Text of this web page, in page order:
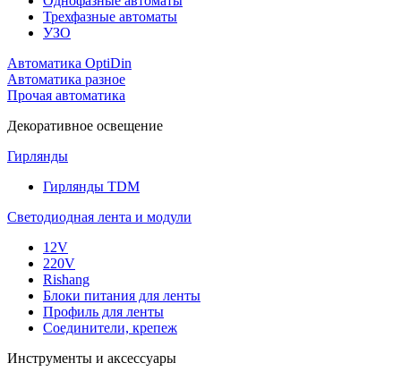
Трехфазные автоматы
УЗО
Автоматика OptiDin
Автоматика разное
Прочая автоматика
Декоративное освещение
Гирлянды
Гирлянды TDM
Светодиодная лента и модули
12V
220V
Rishang
Блоки питания для ленты
Профиль для ленты
Соединители, крепеж
Инструменты и аксессуары